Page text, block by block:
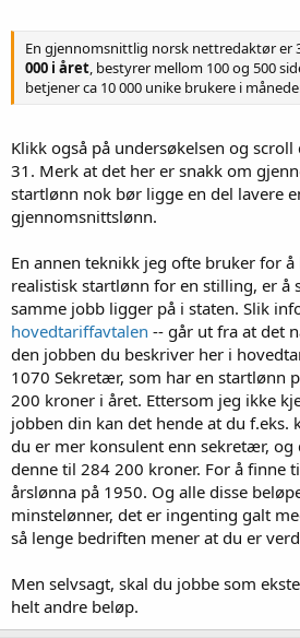
En gjennomsnittlig norsk nettredaktør er
000 i året, bestyrer mellom 100 og 500
betjener ca 10 000 unike brukere i
Klikk også på undersøkelsen og
31. Merk at det her er snakk om
startlønn nok bør ligge en del lavere
gjennomsnittslønn.
En annen teknikk jeg ofte bruker for
realistisk startlønn for en stilling, er å
samme jobb ligger på i staten. Slik
hovedtariffavtalen -- går ut fra at det
den jobben du beskriver her i
1070 Sekretær, som har en startlønn
200 kroner i året. Ettersom jeg ikke
jobben din kan det hende at du f.eks.
du er mer konsulent enn sekretær, og
denne til 284 200 kroner. For å finne
årslønna på 1950. Og alle disse
minstelønner, det er ingenting galt
så lenge bedriften mener at du er
Men selvsagt, skal du jobbe som
helt andre beløp.